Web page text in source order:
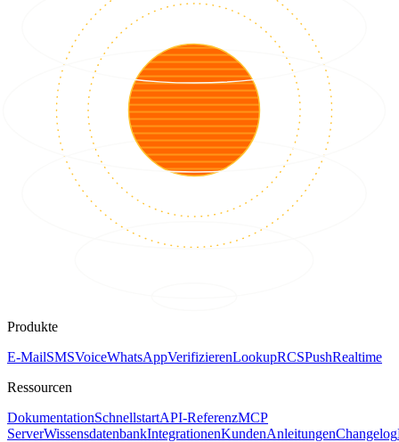
Produkte
E-MailSMSVoiceWhatsAppVerifizierenLookupRCSPushRealtime
Ressourcen
DokumentationSchnellstartAPI-ReferenzMCP
ServerWissensdatenbankIntegrationenKundenAnleitungenChangelog